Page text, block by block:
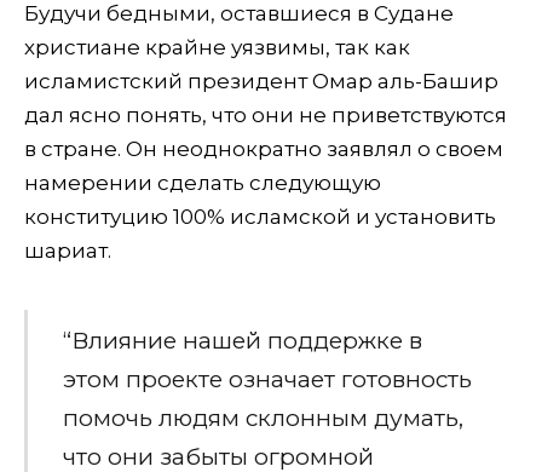
Будучи бедными, оставшиеся в Судане
христиане крайне уязвимы, так как
исламистский президент Омар аль-Башир
дал ясно понять, что они не приветствуются
в стране. Он неоднократно заявлял о своем
намерении сделать следующую
конституцию 100% исламской и установить
шариат.
“Влияние нашей поддержке в
этом проекте означает готовность
помочь людям склонным думать,
что они забыты огромной